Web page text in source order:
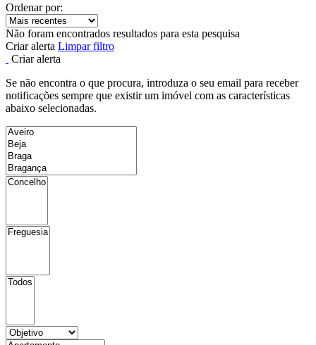
Ordenar por:
Não foram encontrados resultados para esta pesquisa
Criar alerta Limpar filtro
Criar alerta
Se não encontra o que procura, introduza o seu email para receber
notificações sempre que existir um imóvel com as características
abaixo selecionadas.